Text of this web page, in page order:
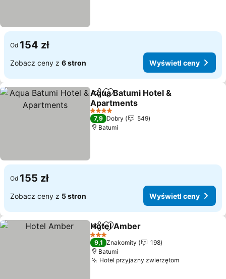
Od 154 zł
Zobacz ceny z 6 stron Wyświetl ceny
Udostępnij
Dodaj do ulubionych
Aqua Batumi Hotel &
Apartments
Wyświetl ceny
4 Kategoria
7,9 Dobry
549
Batumi
Od 155 zł
Zobacz ceny z 5 stron Wyświetl ceny
Udostępnij
Dodaj do ulubionych
Hotel Amber
3 Kategoria
9,1 Znakomity
198
Batumi
Hotel przyjazny zwierzętomWyświetl